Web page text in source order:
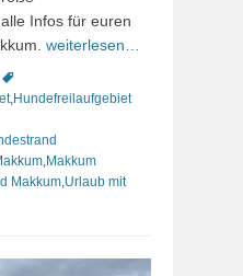
Infos für euren
weiterlesen…
Schlagworte
, Hundefreilaufgebiet
Makkum
Makkum Urlaub mit